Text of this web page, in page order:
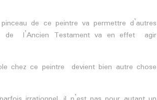
de ce peintre va permettre d’autres
de l’Ancien Testament va en effet agir
chez ce peintre devient bien autre chose